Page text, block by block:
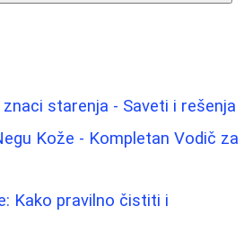
starenja - Saveti i rešenja
Kože - Kompletan Vodič za
Kako pravilno čistiti i